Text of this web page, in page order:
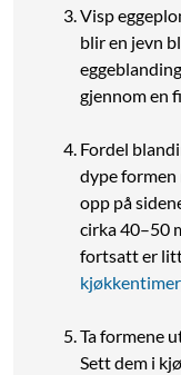
Visp
blir en jevn
gjennom en
Fordel
dype formen
opp på
cirka 40–50
fortsatt er
Ta formene
Sett dem i